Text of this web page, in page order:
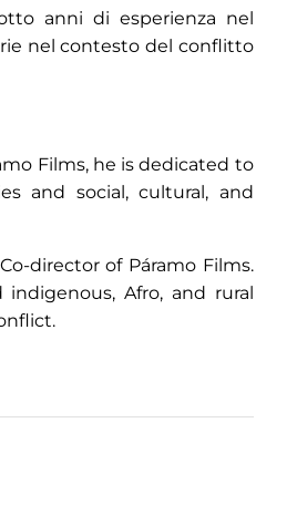
anni di esperienza nel
nel contesto del conflitto
Films, he is dedicated to
and social, cultural, and
director of Páramo Films.
Afro, and rural